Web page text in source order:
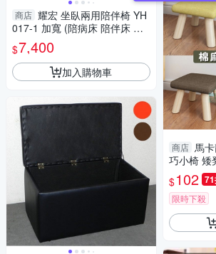
商店 耀宏 坐臥兩用陪伴椅 YH
017-1 加寬 (陪病床 陪伴床 折
疊床)
$7,400
加入購物車
商店 馬
巧小椅 矮
$102
限時下殺